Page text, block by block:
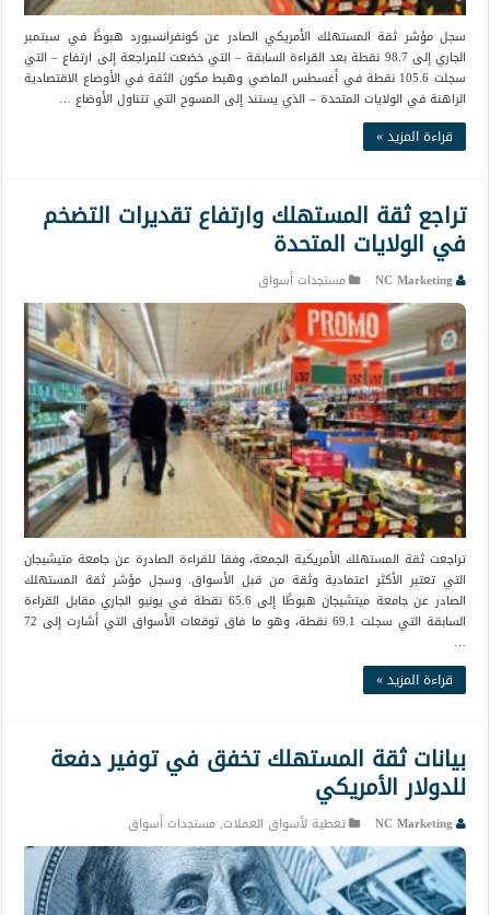
سجل مؤشر ثقة المستهلك الأمريكي الصادر عن كونفرانسبورد هبوطً في سبتمبر
الجاري إلى 98.7 نقطة بعد القراءة السابقة – التي خضعت للمراجعة إلى ارتفاع – التي
سجلت 105.6 نقطة في أغسطس الماضي وهبط مكون الثقة في الأوضاع الاقتصادية
الراهنة في الولايات المتحدة – الذي يستند إلى المسوح التي تتناول الأوضاع …
قراءة المزيد »
تراجع ثقة المستهلك وارتفاع تقديرات التضخم
في الولايات المتحدة
NC Marketing مستجدات أسواق
تراجعت ثقة المستهلك الأمريكية الجمعة، وفقا للقراءة الصادرة عن جامعة متيشيجان
التي تعتبر الأكثر اعتمادية وثقة من قبل الأسواق. وسجل مؤشر ثقة المستهلك
الصادر عن جامعة ميتشيجان هبوطًا إلى 65.6 نقطة في يونيو الجاري مقابل القراءة
السابقة التي سجلت 69.1 نقطة، وهو ما فاق توقعات الأسواق التي أشارت إلى 72
…
قراءة المزيد »
بيانات ثقة المستهلك تخفق في توفير دفعة
للدولار الأمريكي
NC Marketing تغطية لأسواق العملات,مستجدات أسواق